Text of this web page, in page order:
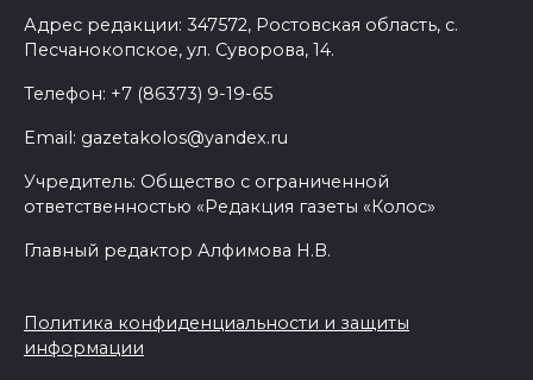
спрятала мефедрон в волосах
10 августа 2026 18:13
сделать детство доступным
для каждого: инклюзия,
поддержка семей и новые
стандарты
Выйти за рамки: Т2 ломает
Адрес редакции: 347572, Ростовская область, с.
Песчанокопское, ул. Суворова, 14.
Телефон: +7 (86373) 9-19-65
Email: gazetakolos@yandex.ru
Учредитель: Общество с ограниченной
ответственностью «Редакция газеты «Колос»
Главный редактор Алфимова Н.В.
Политика конфиденциальности и защиты
информации